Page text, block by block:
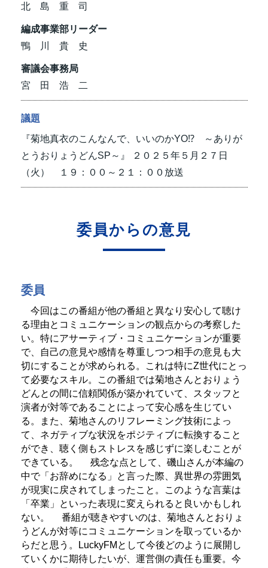
北 島 重 司
編成事業部リーダー
鴨 川 貴 史
審議会事務局
宮 田 浩 二
議題
『菊地真衣のこんなんで、いいのかYO⁉ ～ありが
とうおりょうどんSP～』
２０２５年５月２７日
（火） １９：００～２１：００放送
委員からの意見
委員
今回はこの番組が他の番組と異なり安心して聴け
る理由とコミュニケーションの観点からの考察した
い。特にアサーティブ・コミュニケーションが重要
で、自己の意見や感情を尊重しつつ相手の意見も大
切にすることが求められる。これは特にZ世代にとっ
て必要なスキル。この番組では菊地さんとおりょう
どんとの間に信頼関係が築かれていて、スタッフと
演者が対等であることによって安心感を生じてい
る。また、菊地さんのリフレーミング技術によっ
て、ネガティブな状況をポジティブに転換すること
ができ、聴く側もストレスを感じずに楽しむことが
できている。
残念な点として、磯山さんが本編の
中で「お辞めになる」と言った際、異世界の雰囲気
が現実に戻されてしまったこと。このような言葉は
「卒業」といった表現に変えられると良いかもしれ
ない。
番組が聴きやすいのは、菊地さんとおりょ
うどんが対等にコミュニケーションを取っているか
らだと思う。LuckyFMとして今後どのように展開し
ていくかに期待したいが、運営側の責任も重要。今